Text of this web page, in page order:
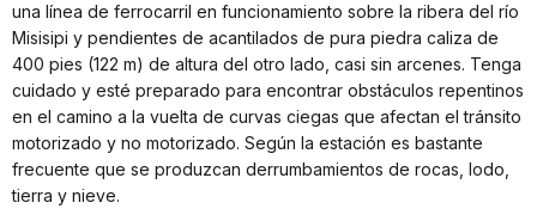
una línea de ferrocarril en funcionamiento sobre la ribera del río
Misisipi y pendientes de acantilados de pura piedra caliza de
400 pies (122 m) de altura del otro lado, casi sin arcenes. Tenga
cuidado y esté preparado para encontrar obstáculos repentinos
en el camino a la vuelta de curvas ciegas que afectan el tránsito
motorizado y no motorizado. Según la estación es bastante
frecuente que se produzcan derrumbamientos de rocas, lodo,
tierra y nieve.